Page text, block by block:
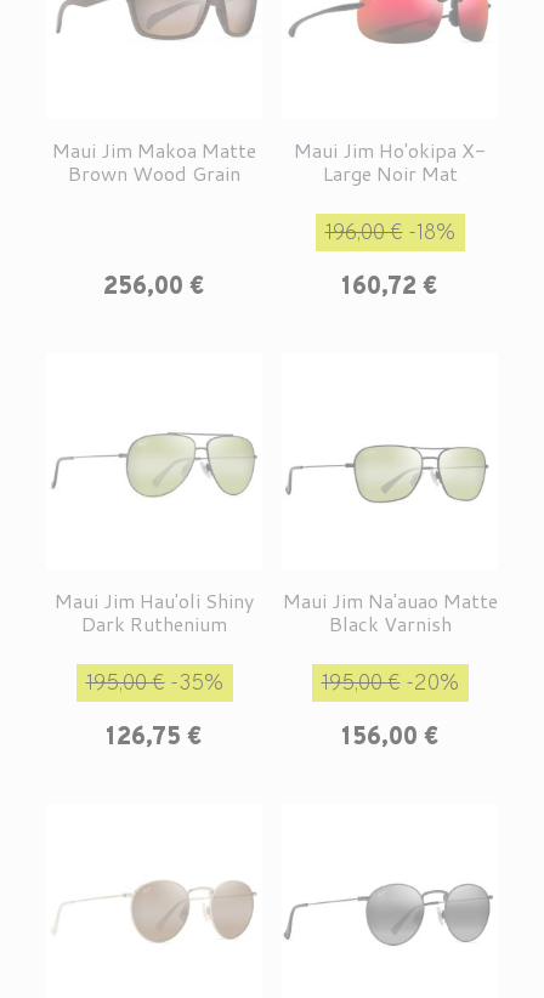
Maui Jim Makoa Matte
Brown Wood Grain
Prix
256,00 €
Maui Jim Ho'okipa X-
Large Noir Mat
Prix de base
196,00 €-18%
160,72 €
Maui Jim Hau'oli Shiny
Dark Ruthenium
Prix de base
195,00 €-35%
126,75 €
Maui Jim Na'auao Matte
Black Varnish
Prix de base
195,00 €-20%
156,00 €